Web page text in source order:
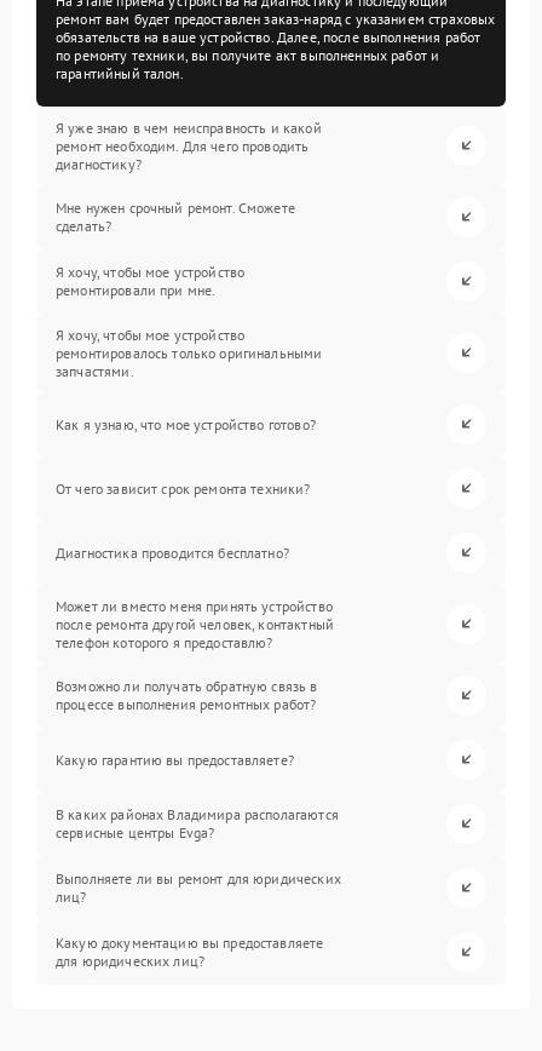
ремонт вам будет предоставлен заказ-наряд с указанием страховых
обязательств на ваше устройство. Далее, после выполнения работ
по ремонту техники, вы получите акт выполненных работ и
гарантийный талон.
Я уже знаю в чем неисправность и какой
ремонт необходим. Для чего проводить
диагностику?
Мне нужен срочный ремонт. Сможете
сделать?
Я хочу, чтобы мое устройство
ремонтировали при мне.
Я хочу, чтобы мое устройство
ремонтировалось только оригинальными
запчастями.
Как я узнаю, что мое устройство готово?
От чего зависит срок ремонта техники?
Диагностика проводится бесплатно?
Может ли вместо меня принять устройство
после ремонта другой человек, контактный
телефон которого я предоставлю?
Возможно ли получать обратную связь в
процессе выполнения ремонтных работ?
Какую гарантию вы предоставляете?
В каких районах Владимира располагаются
сервисные центры Evga?
Выполняете ли вы ремонт для юридических
лиц?
Какую документацию вы предоставляете
для юридических лиц?